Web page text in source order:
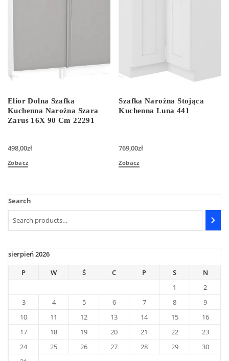
Elior Dolna Szafka
Kuchenna Narożna Szara
Zarus 16X 90 Cm 22291
498,00zł
Zobacz
Szafka Narożna Stojąca
Kuchenna Luna 441
769,00zł
Zobacz
Search
sierpień 2026
P
W Ś C P S
N
1
2
3
4 5 6 7 8
9
10
11 12 13 14 15
16
17
18 19 20 21 22
23
24
25 26 27 28 29
30